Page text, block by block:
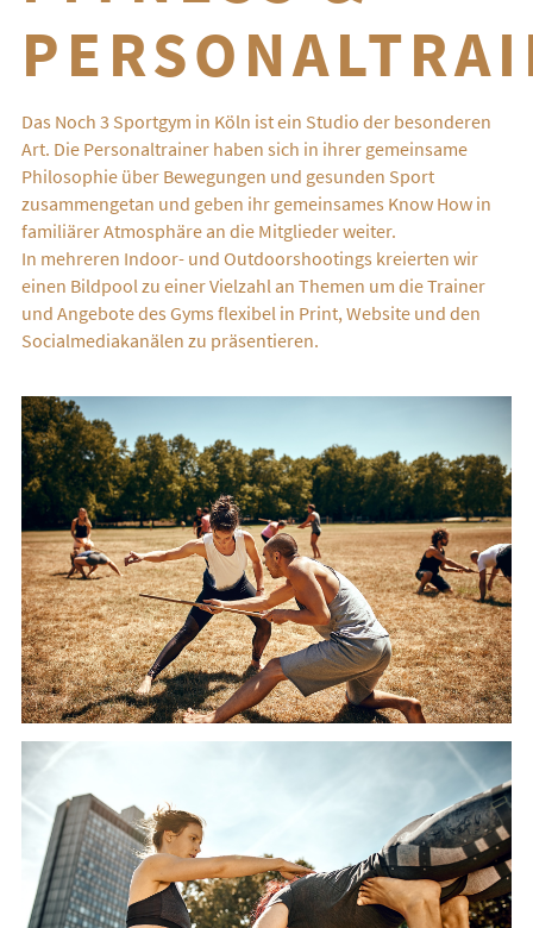
Das Noch 3 Sportgym in Köln ist ein Studio der besonderen
Art. Die Personaltrainer haben sich in ihrer gemeinsame
Philosophie über Bewegungen und gesunden Sport
zusammengetan und geben ihr gemeinsames Know How in
familiärer Atmosphäre an die Mitglieder weiter.
In mehreren Indoor- und Outdoorshootings kreierten wir
einen Bildpool zu einer Vielzahl an Themen um die Trainer
und Angebote des Gyms flexibel in Print, Website und den
Socialmediakanälen zu präsentieren.